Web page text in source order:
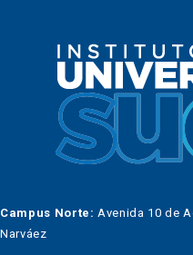
Campus Norte: Avenida 10 de
Narváez